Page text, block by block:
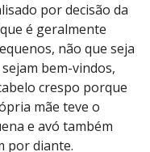
por decisão da
é geralmente
não que seja
bem-vindos,
crespo porque
mãe teve o
e avó também
por diante.